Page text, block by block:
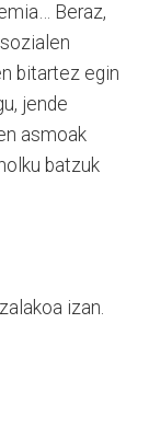
Beraz,
bitartez egin
jende
asmoak
batzuk
izan.